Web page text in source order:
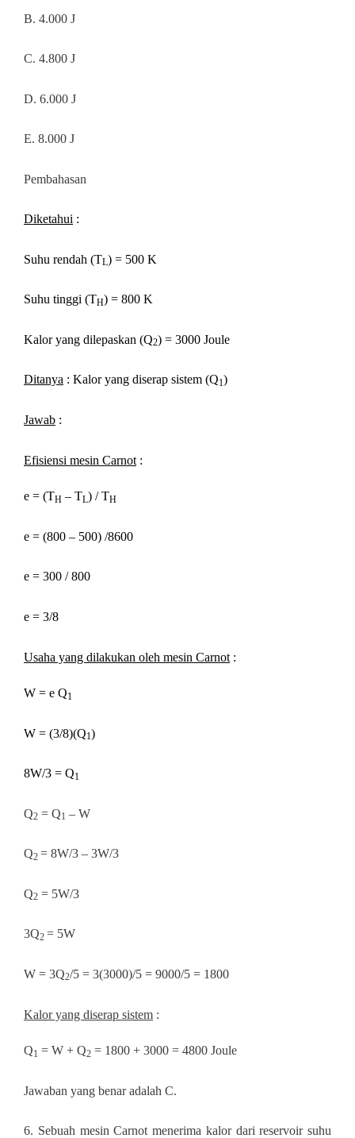
B. 4.000 J
C. 4.800 J
D. 6.000 J
E. 8.000 J
Pembahasan
Diketahui :
Suhu rendah (TL) = 500 K
Suhu tinggi (TH) = 800 K
Kalor yang dilepaskan (Q2) = 3000 Joule
Ditanya : Kalor yang diserap sistem (Q1)
Jawab :
Efisiensi mesin Carnot :
e = (TH – TL) / TH
e = (800 – 500) /8600
e = 300 / 800
e = 3/8
Usaha yang dilakukan oleh mesin Carnot :
W = e Q1
W = (3/8)(Q1)
8W/3 = Q1
Q2 = Q1 – W
Q2 = 8W/3 – 3W/3
Q2 = 5W/3
3Q2 = 5W
W = 3Q2/5 = 3(3000)/5 = 9000/5 = 1800
Kalor yang diserap sistem :
Q1 = W + Q2 = 1800 + 3000 = 4800 Joule
Jawaban yang benar adalah C.
6. Sebuah mesin Carnot menerima kalor dari reservoir suhu